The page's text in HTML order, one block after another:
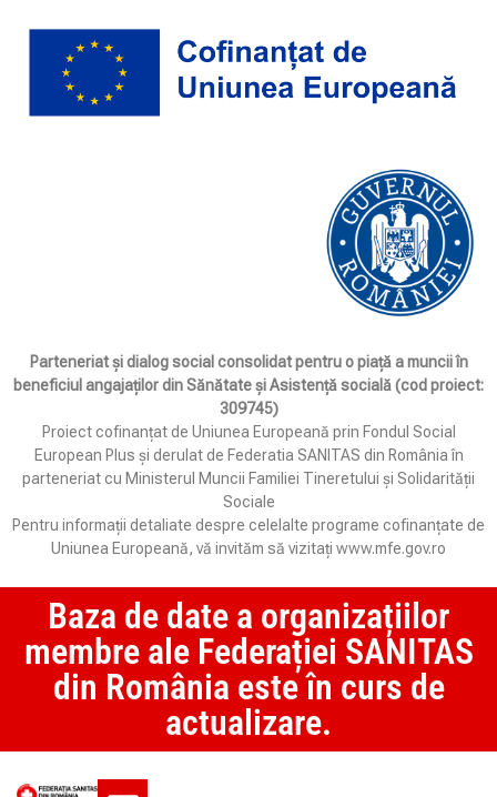
Parteneriat și dialog social consolidat pentru o piață a muncii în
beneficiul angajaților din Sănătate și Asistență socială (cod proiect:
309745)
Proiect cofinanțat de Uniunea Europeană prin Fondul Social
European Plus și derulat de Federatia SANITAS din România în
parteneriat cu Ministerul Muncii Familiei Tineretului și Solidarității
Sociale
Pentru informații detaliate despre celelalte programe cofinanțate de
Uniunea Europeană, vă invităm să vizitați www.mfe.gov.ro
Baza de date a organizațiilor
membre ale Federației SANITAS
din România este în curs de
actualizare.